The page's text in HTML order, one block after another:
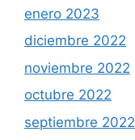
enero 2023
diciembre 2022
noviembre 2022
octubre 2022
septiembre 2022